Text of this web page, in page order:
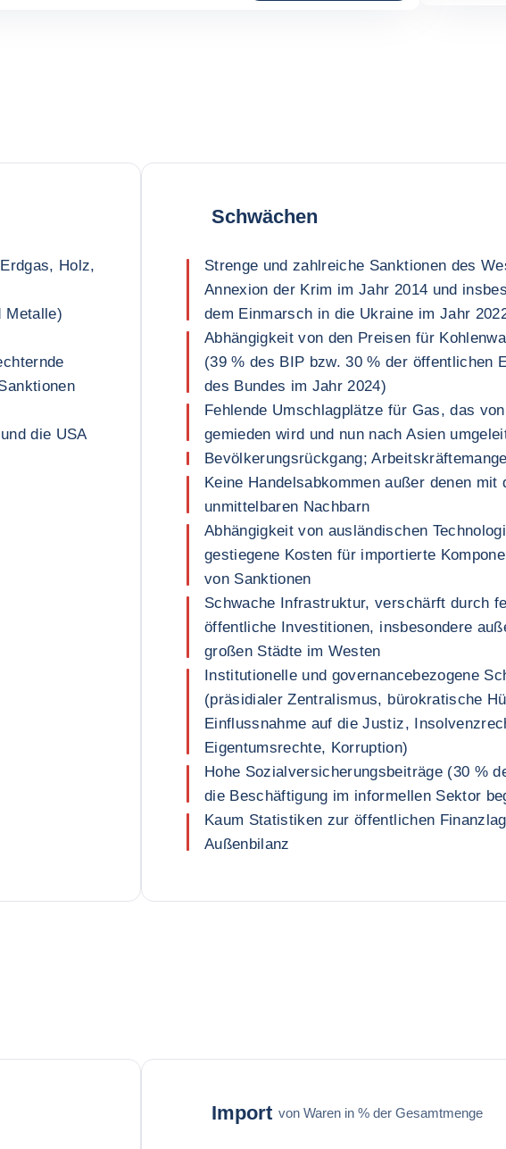
Holz,
Metalle)
die USA
Schwächen
Strenge und zahlreiche Sanktionen des
Annexion der Krim im Jahr 2014 und
dem Einmarsch in die Ukraine im Jahr
Abhängigkeit von den Preisen für
(39 % des BIP bzw. 30 % der öffentlichen
des Bundes im Jahr 2024)
Fehlende Umschlagplätze für Gas, das
gemieden wird und nun nach Asien
Bevölkerungsrückgang;
Keine Handelsabkommen außer denen mit
unmittelbaren Nachbarn
Abhängigkeit von ausländischen
gestiegene Kosten für importierte
von Sanktionen
Schwache Infrastruktur, verschärft durch
öffentliche Investitionen, insbesondere
großen Städte im Westen
Institutionelle und governancebezogene
(präsidialer Zentralismus, bürokratische
Einflussnahme auf die Justiz,
Eigentumsrechte, Korruption)
Hohe Sozialversicherungsbeiträge (30 %
die Beschäftigung im informellen Sektor
Kaum Statistiken zur öffentlichen
Außenbilanz
Import von Waren in % der Gesamtmenge